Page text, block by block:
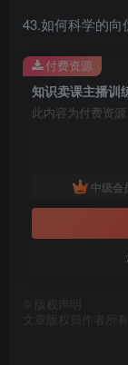
43.如何科学的向
此内容为付费资
中级会
付费资源
版权声明
文章版权归作者所